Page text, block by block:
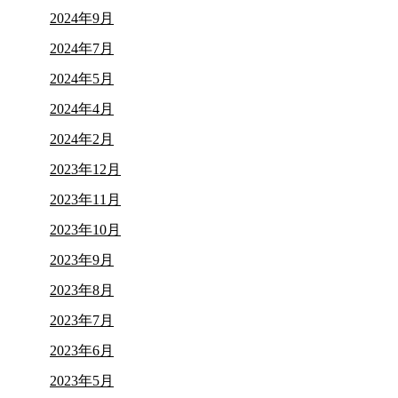
2024年9月
2024年7月
2024年5月
2024年4月
2024年2月
2023年12月
2023年11月
2023年10月
2023年9月
2023年8月
2023年7月
2023年6月
2023年5月